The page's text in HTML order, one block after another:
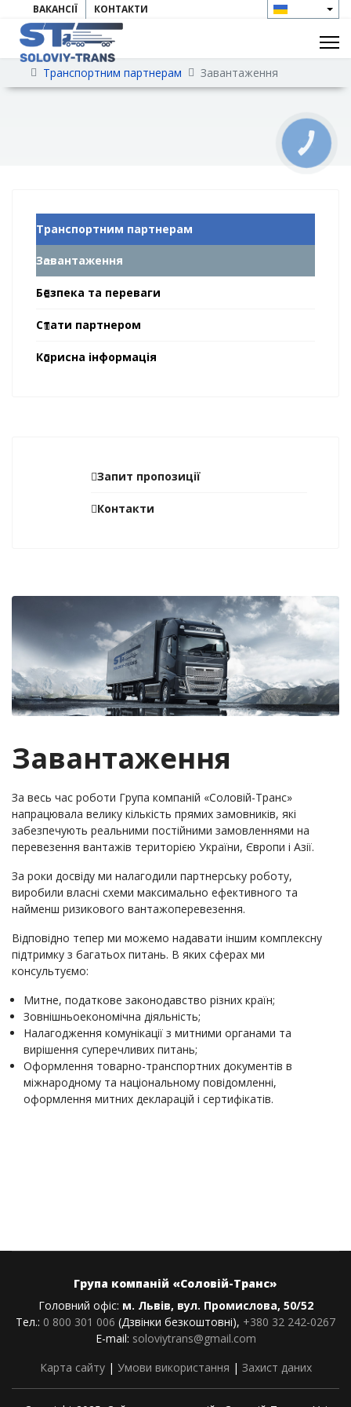
ВАКАНСІЇ КОНТАКТИ
Транспортним партнерам Завантаження
Транспортним партнерам
Завантаження
Безпека та переваги
Стати партнером
Корисна інформація
Запит пропозиції
Контакти
Завантаження
За весь час роботи Група компаній «Соловій-Транс»
напрацювала велику кількість прямих замовників, які
забезпечують реальними постійними замовленнями на
перевезення вантажів територією України, Європи і Азії.
За роки досвіду ми налагодили партнерську роботу,
виробили власні схеми максимально ефективного та
найменш ризикового вантажоперевезення.
Відповідно тепер ми можемо надавати іншим комплексну
підтримку з багатьох питань. В яких сферах ми
консультуємо:
Митне, податкове законодавство різних країн;
Зовнішньоекономічна діяльність;
Налагодження комунікації з митними органами та
вирішення суперечливих питань;
Оформлення товарно-транспортних документів в
міжнародному та національному повідомленні,
оформлення митних декларацій і сертифікатів.
Група компаній «Соловій-Транс»
Головний офіс: м. Львів, вул. Промислова, 50/52
Тел.: 0 800 301 006 (Дзвінки безкоштовні), +380 32 242-0267
E-mail: soloviytrans@gmail.com
Карта сайту| Умови використання | Захист даних
КНОПКА
ЗВ'ЯЗКУ